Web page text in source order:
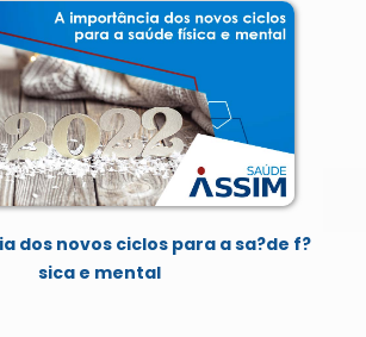
dos novos ciclos para a sa?de f?
sica e mental